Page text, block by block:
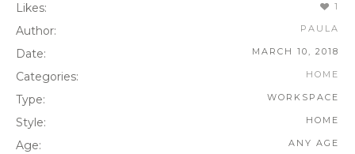
Likes: 1
Author: PAULA
Date: MARCH 10, 2018
Categories: HOME
Type: WORKSPACE
Style: HOME
Age: ANY AGE